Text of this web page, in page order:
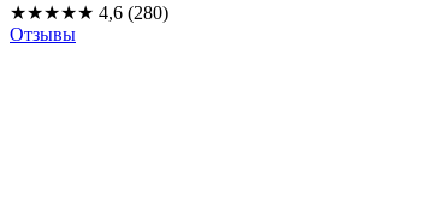
★★★★★ 4,6 (280)
Отзывы